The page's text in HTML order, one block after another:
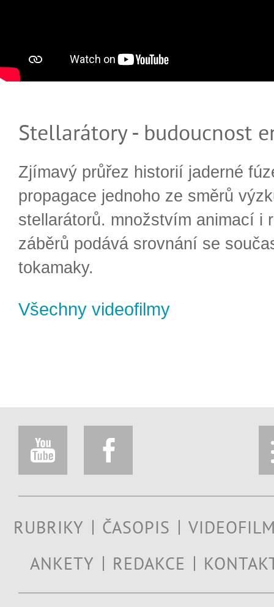
Stellarátory - budoucnost
Zjímavý průřez historií jaderné
propagace jednoho ze směrů
stellarátorů. množstvím animací i
záběrů podává srovnání se
tokamaky.
Všechny videofilmy
RUBRIKY ČASOPIS
ANKETY
REDAKCE